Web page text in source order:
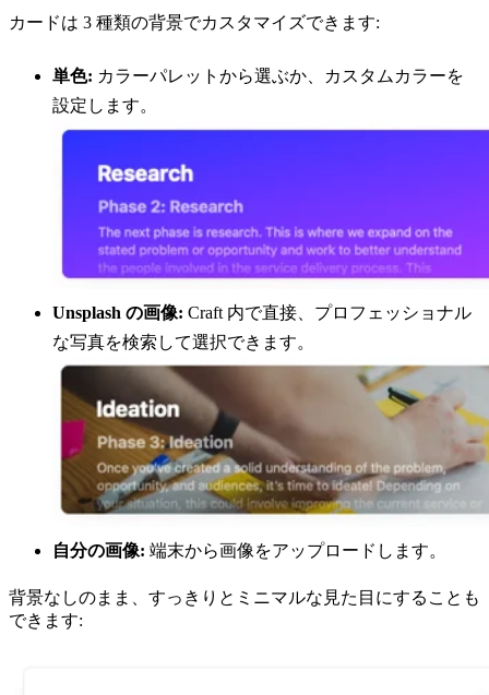
カードは 3 種類の背景でカスタマイズできます:
単色: カラーパレットから選ぶか、カスタムカラーを
設定します。
Unsplash の画像: Craft 内で直接、プロフェッショナル
な写真を検索して選択できます。
自分の画像: 端末から画像をアップロードします。
背景なしのまま、すっきりとミニマルな見た目にすることも
できます: